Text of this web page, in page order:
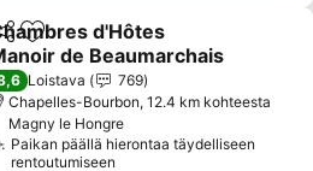
Lisää suosikkeihin
d'Hôtes
de Beaumarchais
hinnat
Loistava
769
Chapelles-Bourbon, 12.4 km kohteesta
Magny le Hongre
Paikan päällä hierontaa täydelliseen
rentoutumiseen